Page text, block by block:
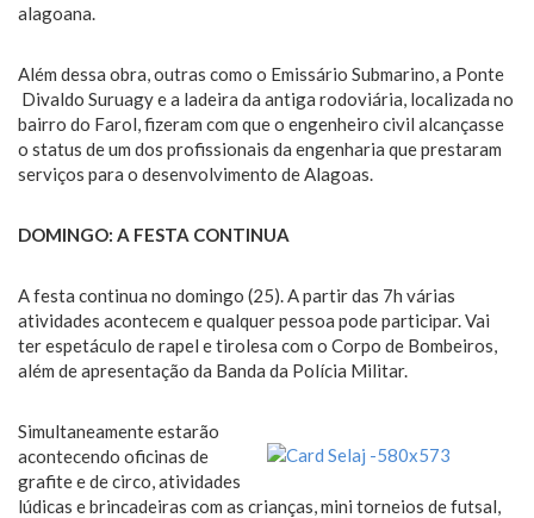
alagoana.
Além dessa obra, outras como o Emissário Submarino, a Ponte
Divaldo Suruagy e a ladeira da antiga rodoviária, localizada no
bairro do Farol, fizeram com que o engenheiro civil alcançasse
o status de um dos profissionais da engenharia que prestaram
serviços para o desenvolvimento de Alagoas.
DOMINGO: A FESTA CONTINUA
A festa continua no domingo (25). A partir das 7h várias
atividades acontecem e qualquer pessoa pode participar. Vai
ter espetáculo de rapel e tirolesa com o Corpo de Bombeiros,
além de apresentação da Banda da Polícia Militar.
Simultaneamente estarão
acontecendo oficinas de
grafite e de circo, atividades
lúdicas e brincadeiras com as crianças, mini torneios de futsal,